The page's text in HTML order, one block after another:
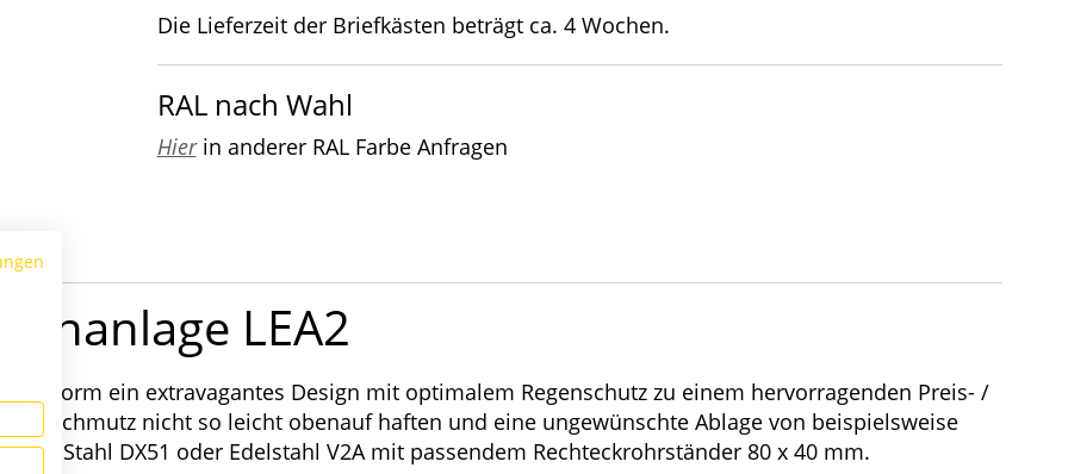
Die Lieferzeit der Briefkästen beträgt ca. 4 Wochen.
RAL nach Wahl
Hierin anderer RAL Farbe Anfragen
LEA2
ein extravagantes Design mit optimalem Regenschutz zu einem hervorragenden Preis- /
Schmutz nicht so leicht obenauf haften und eine ungewünschte Ablage von beispielsweise
Stahl DX51 oder Edelstahl V2A mit passendem Rechteckrohrständer 80 x 40 mm.